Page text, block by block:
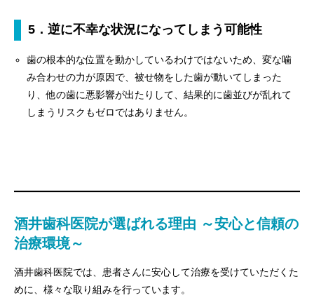
5．逆に不幸な状況になってしまう可能性
歯の根本的な位置を動かしているわけではないため、変な噛
み合わせの力が原因で、被せ物をした歯が動いてしまった
り、他の歯に悪影響が出たりして、結果的に歯並びが乱れて
しまうリスクもゼロではありません。
酒井歯科医院が選ばれる理由 ～安心と信頼の
治療環境～
酒井歯科医院では、患者さんに安心して治療を受けていただくた
めに、様々な取り組みを行っています。